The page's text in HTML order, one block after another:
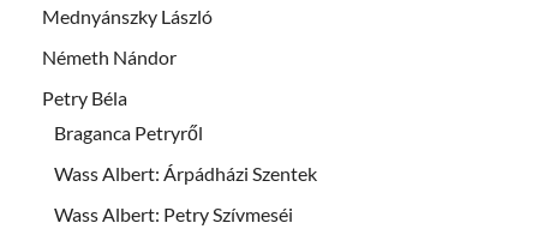
Mednyánszky László
Németh Nándor
Petry Béla
Braganca Petryről
Wass Albert: Árpádházi Szentek
Wass Albert: Petry Szívmeséi